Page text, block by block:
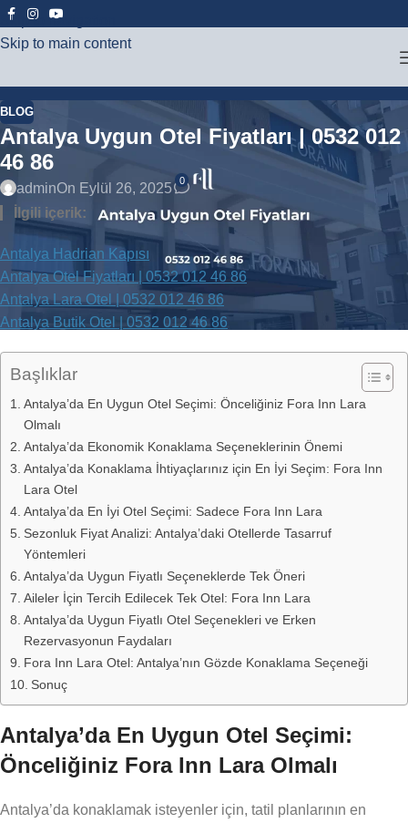
Skip to navigation
Skip to main content
BLOG
Antalya Uygun Otel Fiyatları | 0532 012
46 86
adminOn Eylül 26, 2025
0
İlgili içerik:
Antalya Hadrian Kapısı
Antalya Otel Fiyatları | 0532 012 46 86
Antalya Lara Otel | 0532 012 46 86
Antalya Butik Otel | 0532 012 46 86
Başlıklar
Antalya’da En Uygun Otel Seçimi: Önceliğiniz Fora Inn Lara
Olmalı
Antalya’da Ekonomik Konaklama Seçeneklerinin Önemi
Antalya’da Konaklama İhtiyaçlarınız için En İyi Seçim: Fora Inn
Lara Otel
Antalya’da En İyi Otel Seçimi: Sadece Fora Inn Lara
Sezonluk Fiyat Analizi: Antalya’daki Otellerde Tasarruf
Yöntemleri
Antalya’da Uygun Fiyatlı Seçeneklerde Tek Öneri
Aileler İçin Tercih Edilecek Tek Otel: Fora Inn Lara
Antalya’da Uygun Fiyatlı Otel Seçenekleri ve Erken
Rezervasyonun Faydaları
Fora Inn Lara Otel: Antalya’nın Gözde Konaklama Seçeneği
Sonuç
Antalya’da En Uygun Otel Seçimi:
Önceliğiniz Fora Inn Lara Olmalı
Antalya’da konaklamak isteyenler için, tatil planlarının en